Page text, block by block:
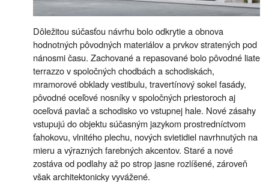
Dôležitou súčasťou návrhu bolo odkrytie a obnova
hodnotných pôvodných materiálov a prvkov stratených pod
nánosmi času. Zachované a repasované bolo pôvodné liate
terrazzo v spoločných chodbách a schodiskách,
mramorové obklady vestibulu, travertínový sokel fasády,
pôvodné oceľové nosníky v spoločných priestoroch aj
oceľová pavlač a schodisko vo vstupnej hale. Nové zásahy
vstupujú do objektu súčasným jazykom prostredníctvom
ťahokovu, vlnitého plechu, nových svietidiel navrhnutých na
mieru a výrazných farebných akcentov. Staré a nové
zostáva od podlahy až po strop jasne rozlíšené, zároveň
však architektonicky vyvážené.